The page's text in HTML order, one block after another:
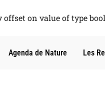
offset on value of type
Agenda de Nature Les